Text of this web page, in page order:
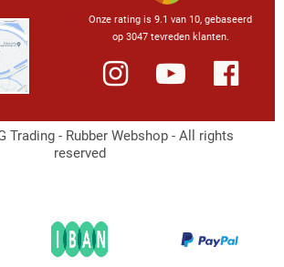
Onze rating is 9.1 van 10, gebaseerd
op 3047 tevreden klanten.
Trading - Rubber Webshop - All rights
reserved